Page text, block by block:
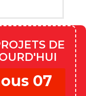
DE
07